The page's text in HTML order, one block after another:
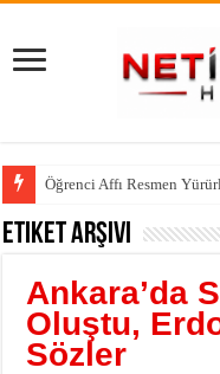
Öğrenci Affı Resmen
Etiket Arşivi
Ankara’da
Oluştu,
Sözler